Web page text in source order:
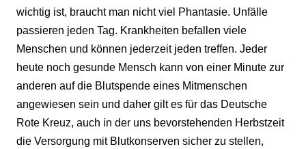
wichtig ist, braucht man nicht viel Phantasie. Unfälle
passieren jeden Tag. Krankheiten befallen viele
Menschen und können jederzeit jeden treffen. Jeder
heute noch gesunde Mensch kann von einer Minute zur
anderen auf die Blutspende eines Mitmenschen
angewiesen sein und daher gilt es für das Deutsche
Rote Kreuz, auch in der uns bevorstehenden Herbstzeit
die Versorgung mit Blutkonserven sicher zu stellen,